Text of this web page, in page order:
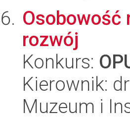
Osobowość
rozwój
Konkurs:
Kierownik:
Muzeum i